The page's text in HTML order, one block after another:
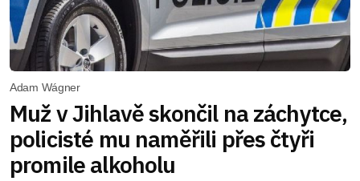
Adam Wágner
Muž v Jihlavě skončil na záchytce,
policisté mu naměřili přes čtyři
promile alkoholu